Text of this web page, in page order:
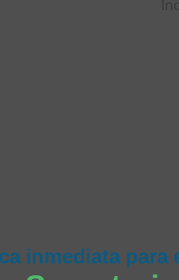
inmediata para